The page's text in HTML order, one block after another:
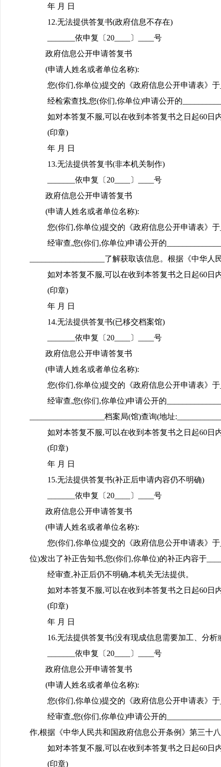
年 月 日
12.无法提供答复书(政府信息不存在)
_______依申复〔20____〕____号
政府信息公开申请答复书
(申请人姓名或者单位名称):
您(你们,你单位)提交的《政府信息公开申请表》于
经检索查找,您(你们,你单位)申请公开的
如对本答复不服,可以在收到本答复书之日起60日
(印章)
年 月 日
13.无法提供答复书(非本机关制作)
_______依申复〔20____〕____号
政府信息公开申请答复书
(申请人姓名或者单位名称):
您(你们,你单位)提交的《政府信息公开申请表》于
经审查,您(你们,你单位)申请公开的
___________________了解获取该信息。根据《中华
如对本答复不服,可以在收到本答复书之日起60日
(印章)
年 月 日
14.无法提供答复书(已移交档案馆)
_______依申复〔20____〕____号
政府信息公开申请答复书
(申请人姓名或者单位名称):
您(你们,你单位)提交的《政府信息公开申请表》于
经审查,您(你们,你单位)申请公开的
___________________档案局(馆)查询(地址
如对本答复不服,可以在收到本答复书之日起60日
(印章)
年 月 日
15.无法提供答复书(补正后申请内容仍不明确)
_______依申复〔20____〕____号
政府信息公开申请答复书
(申请人姓名或者单位名称):
您(你们,你单位)提交的《政府信息公开申请表》于
位)发出了补正告知书,您(你们,你单位)的补正内容于
经审查,补正后仍不明确,本机关无法提供。
如对本答复不服,可以在收到本答复书之日起60日
(印章)
年 月 日
16.无法提供答复书(没有现成信息需要加工、分析
_______依申复〔20____〕____号
政府信息公开申请答复书
(申请人姓名或者单位名称):
您(你们,你单位)提交的《政府信息公开申请表》于
经审查,您(你们,你单位)申请公开的
作,根据《中华人民共和国政府信息公开条例》第三十
如对本答复不服,可以在收到本答复书之日起60日
(印章)